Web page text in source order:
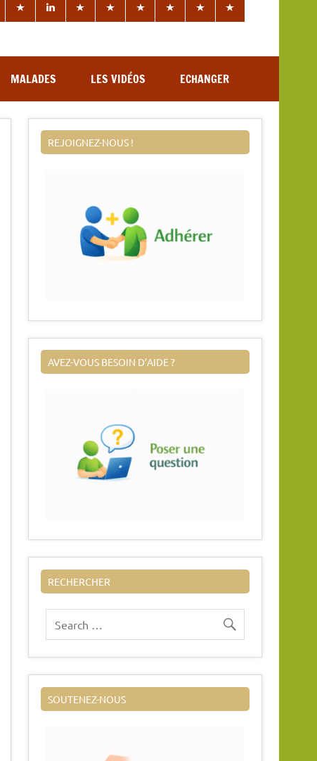
MALADES LES VIDÉOS ECHANGER
REJOIGNEZ-NOUS !
AVEZ-VOUS BESOIN D’AIDE ?
RECHERCHER
SOUTENEZ-NOUS